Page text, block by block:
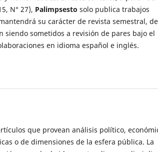
N° 27), Palimpsesto solo publica trabajos
su carácter de revista semestral, de
siendo sometidos a revisión de pares bajo el
en idioma español e inglés.
que provean análisis político,
o de dimensiones de la esfera pública. La